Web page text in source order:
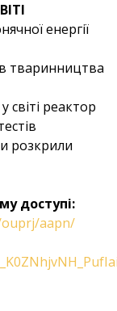
енергії
тваринництва
світі реактор
розкрили
доступі:
aapn/